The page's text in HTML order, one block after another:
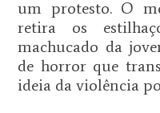
um protesto. O
retira os
machucado da
de horror que
ideia da violência